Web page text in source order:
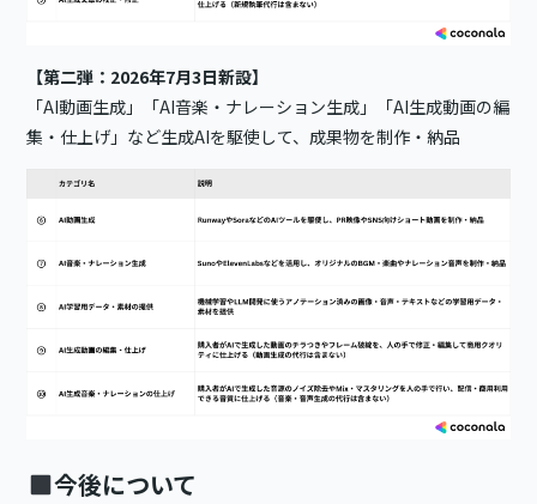
【第二弾：2026年7月3日新設】
「AI動画生成」「AI音楽・ナレーション生成」「AI生成動画の編
集・仕上げ」など生成AIを駆使して、成果物を制作・納品
今後について